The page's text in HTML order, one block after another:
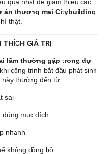
quả nhất để giảm thiểu các
án thương mại Citybuilding
thật.
THÍCH GIÁ TRỊ
lầm thường gặp trong dự
khi công trình bắt đầu phát sinh
thường đến từ:
sai
đúng mục đích
nhanh
không đồng bộ